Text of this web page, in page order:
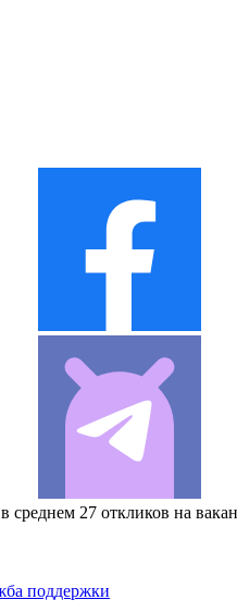
среднем 27 откликов на
поддержки